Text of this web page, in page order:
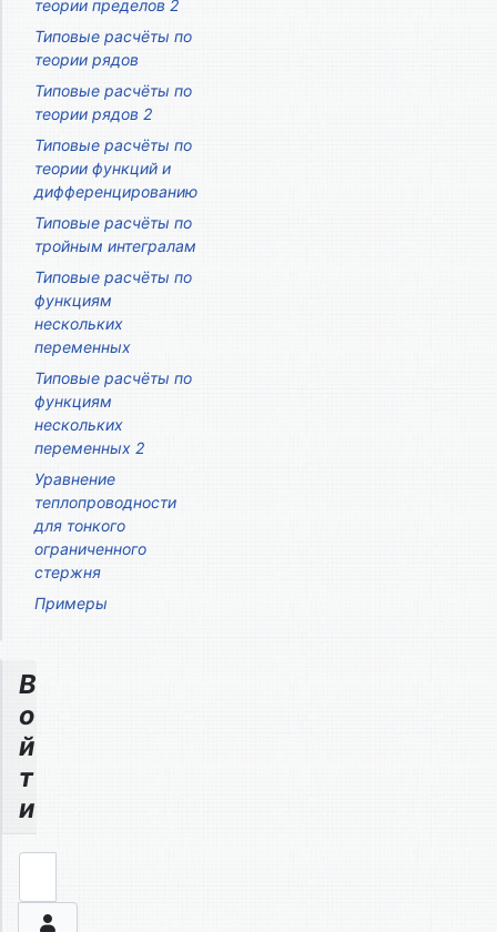
теории пределов 2
Типовые расчёты по
теории рядов
Типовые расчёты по
теории рядов 2
Типовые расчёты по
теории функций и
дифференцированию
Типовые расчёты по
тройным интегралам
Типовые расчёты по
функциям
нескольких
переменных
Типовые расчёты по
функциям
нескольких
переменных 2
Уравнение
теплопроводности
для тонкого
ограниченного
стержня
Примеры
В
о
й
т
и